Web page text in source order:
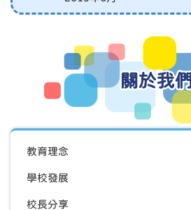
關於我們
教育理念
學校發展
校長分享